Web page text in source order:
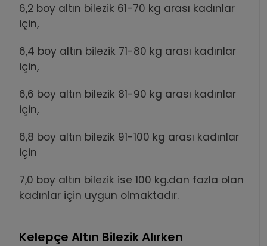
6,2 boy altın bilezik 61-70 kg arası kadınlar
için,
6,4 boy altın bilezik 71-80 kg arası kadınlar
için,
6,6 boy altın bilezik 81-90 kg arası kadınlar
için,
6,8 boy altın bilezik 91-100 kg arası kadınlar
için
7,0 boy altın bilezik ise 100 kg.dan fazla olan
kadınlar için uygun olmaktadır.
Kelepçe Altın Bilezik Alırken